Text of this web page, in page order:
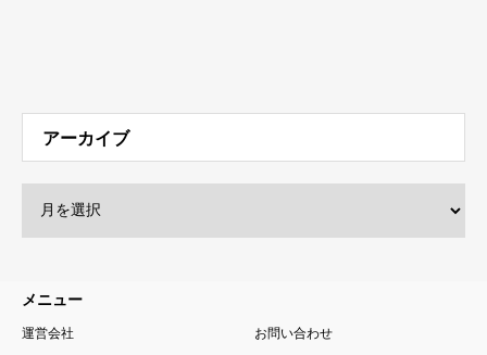
メニュー
運営会社 お問い合わせ
免責事項
サイトマップ